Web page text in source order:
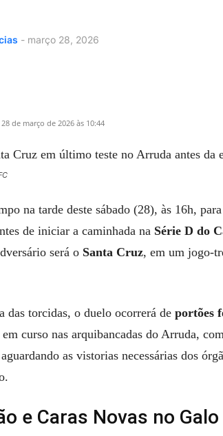
- março 28, 2026
28 de março de 2026 às 10:44
na tarde deste sábado (28), às 16h,
de iniciar a caminhada na Série D do
será o Santa Cruz, em um jogo-
das torcidas, o duelo ocorrerá de portões
curso nas arquibancadas do Arruda,
as vistorias necessárias dos
e Caras Novas no Galo